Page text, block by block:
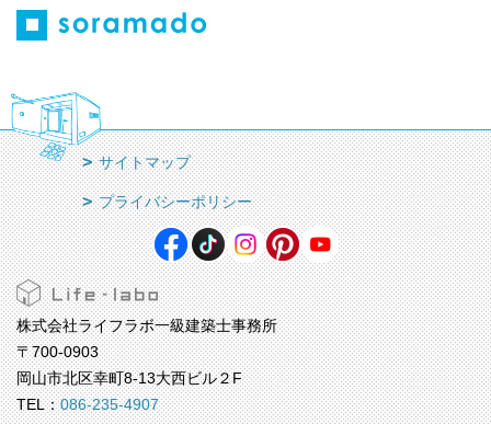
サイトマップ
プライバシーポリシー
株式会社ライフラボ一級建築士事務所
〒700-0903
岡山市北区幸町8-13大西ビル２F
TEL：086-235-4907